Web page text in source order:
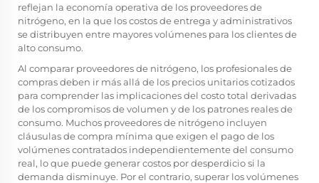
reflejan la economía operativa de los proveedores de
nitrógeno, en la que los costos de entrega y administrativos
se distribuyen entre mayores volúmenes para los clientes de
alto consumo.
Al comparar proveedores de nitrógeno, los profesionales de
compras deben ir más allá de los precios unitarios cotizados
para comprender las implicaciones del costo total derivadas
de los compromisos de volumen y de los patrones reales de
consumo. Muchos proveedores de nitrógeno incluyen
cláusulas de compra mínima que exigen el pago de los
volúmenes contratados independientemente del consumo
real, lo que puede generar costos por desperdicio si la
demanda disminuye. Por el contrario, superar los volúmenes